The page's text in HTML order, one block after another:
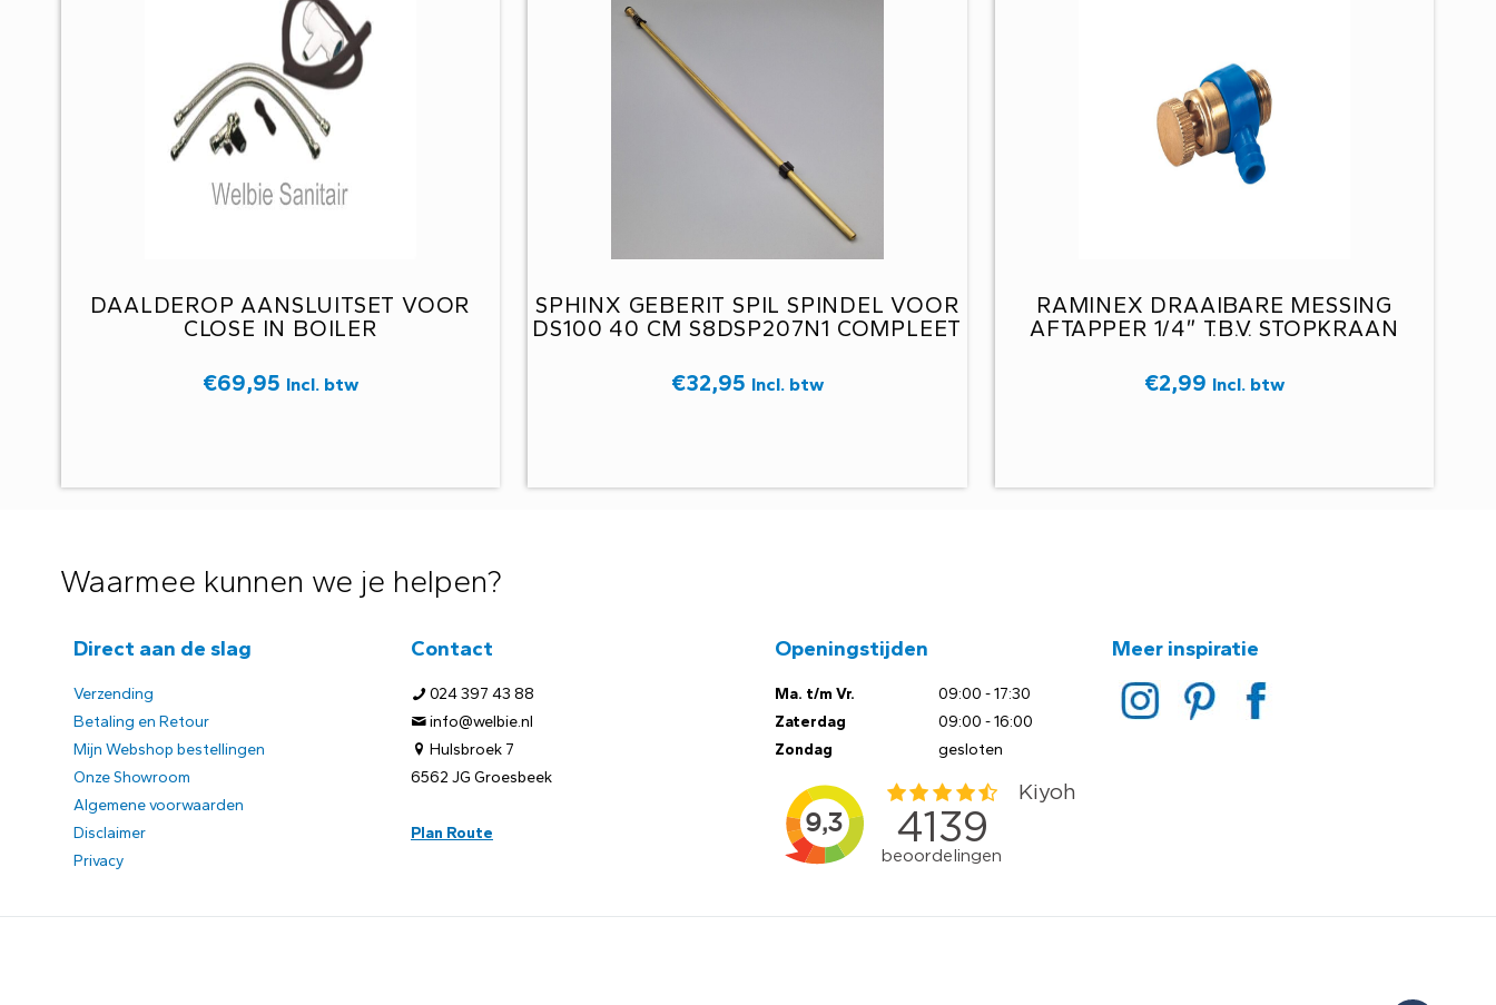
DAALDEROP AANSLUITSET VOOR
CLOSE IN BOILER
€69,95 Incl. btw
SPHINX GEBERIT SPIL SPINDEL VOOR
DS100 40 CM S8DSP207N1 COMPLEET
€32,95 Incl. btw
RAMINEX DRAAIBARE MESSING
AFTAPPER 1/4″ T.B.V. STOPKRAAN
€2,99 Incl. btw
Waarmee kunnen we je helpen?
Direct aan de slag
Verzending
Betaling en Retour
Mijn Webshop bestellingen
Onze Showroom
Algemene voorwaarden
Disclaimer
Privacy
Contact
024 397 43 88
info@welbie.nl
Hulsbroek 7
6562 JG Groesbeek
Plan Route
Openingstijden
Ma. t/m Vr.
Zaterdag
Zondag
09:00 - 17:30
09:00 - 16:00
gesloten
Meer inspiratie